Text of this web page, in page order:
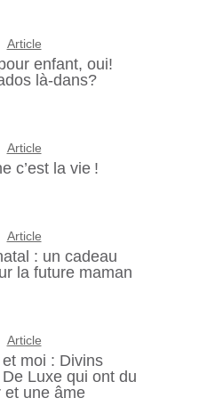
Article
enfant, oui!
là-dans?
Article
c’est la vie !
Article
: un cadeau
la future maman
Article
moi : Divins
Luxe qui ont du
une âme